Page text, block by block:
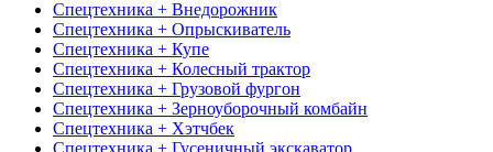
Спецтехника + Внедорожник
Спецтехника + Опрыскиватель
Спецтехника + Купе
Спецтехника + Колесный трактор
Спецтехника + Грузовой фургон
Спецтехника + Зерноуборочный комбайн
Спецтехника + Хэтчбек
Спецтехника + Гусеничный экскаватор